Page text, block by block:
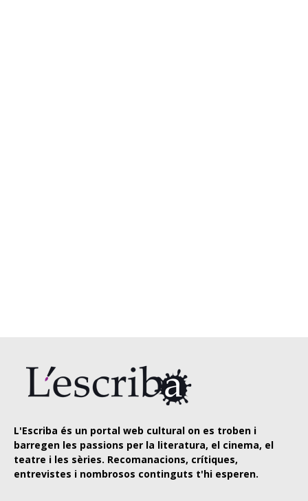
L'Escriba és un portal web cultural on es troben i
barregen les passions per la literatura, el cinema, el
teatre i les sèries. Recomanacions, crítiques,
entrevistes i nombrosos continguts t'hi esperen.